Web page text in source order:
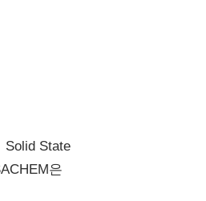
Solid State
은